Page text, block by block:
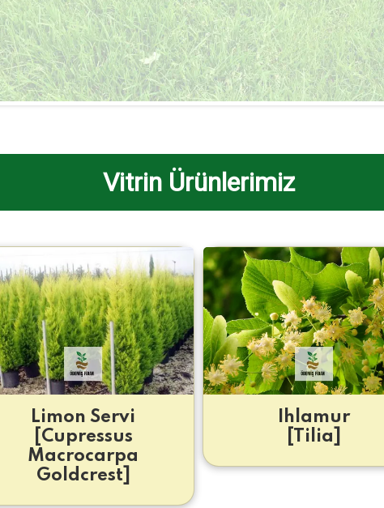
Vitrin Ürünlerimiz
Limon Servi
[Cupressus
Macrocarpa
Goldcrest]
Ihlamur
[Tilia]